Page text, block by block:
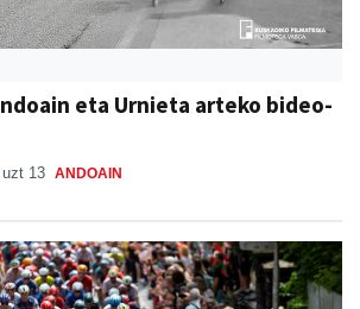
eta Urnieta arteko bideo-
13 ANDOAIN